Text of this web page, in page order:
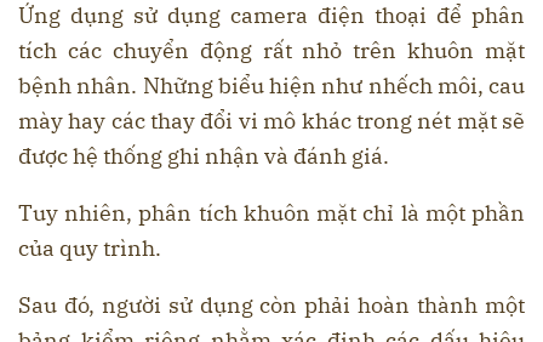
Ứng dụng sử dụng camera điện thoại để phân
tích các chuyển động rất nhỏ trên khuôn mặt
bệnh nhân. Những biểu hiện như nhếch môi, cau
mày hay các thay đổi vi mô khác trong nét mặt sẽ
được hệ thống ghi nhận và đánh giá.
Tuy nhiên, phân tích khuôn mặt chỉ là một phần
của quy trình.
Sau đó, người sử dụng còn phải hoàn thành một